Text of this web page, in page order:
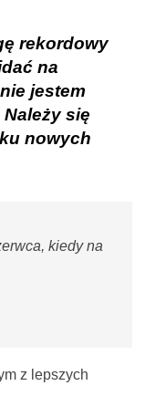
rekordowy
na
jestem
się
nowych
kiedy na
z lepszych